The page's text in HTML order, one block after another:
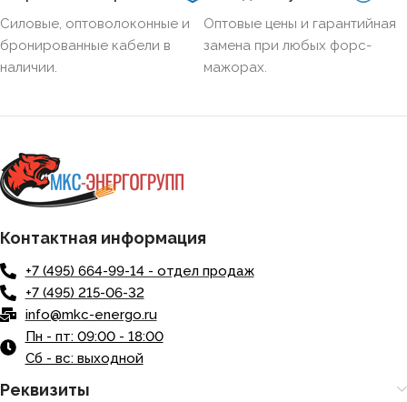
Силовые, оптоволоконные и
бронированные кабели в
наличии.
Оптовые цены и гарантийная
замена при любых форс-
мажорах.
Контактная информация
+7 (495) 664-99-14 - отдел продаж
+7 (495) 215-06-32
info@mkc-energo.ru
Пн - пт: 09:00 - 18:00
Сб - вс: выходной
Реквизиты